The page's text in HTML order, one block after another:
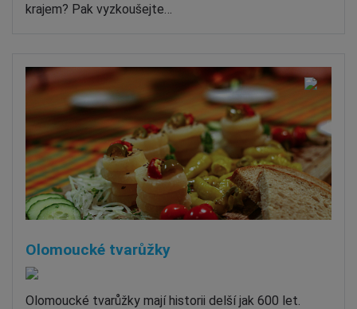
krajem? Pak vyzkoušejte…
Olomoucké tvarůžky
Olomoucké tvarůžky mají historii delší jak 600 let.